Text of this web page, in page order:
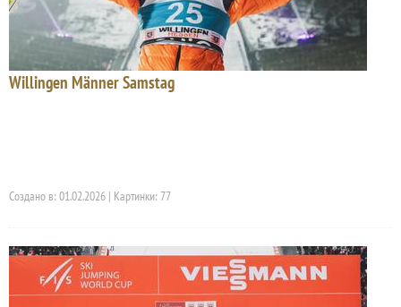
Willingen Männer Samstag
Создано в: 01.02.2026 | Картинки: 77